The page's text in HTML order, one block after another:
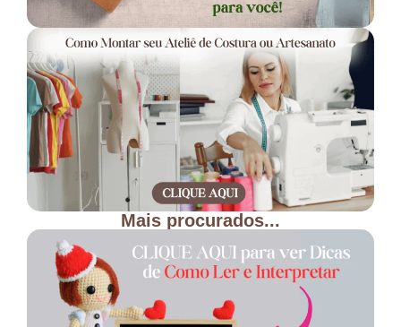
Mais procurados...